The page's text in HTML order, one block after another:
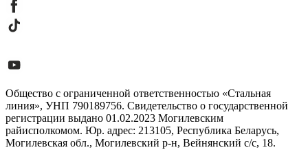
Общество с ограниченной ответственностью «Стальная
линия», УНП 790189756. Свидетельство о государственной
регистрации выдано 01.02.2023 Могилевским
райисполкомом. Юр. адрес: 213105, Республика Беларусь,
Могилевская обл., Могилевский р-н, Вейнянский с/с, 18.